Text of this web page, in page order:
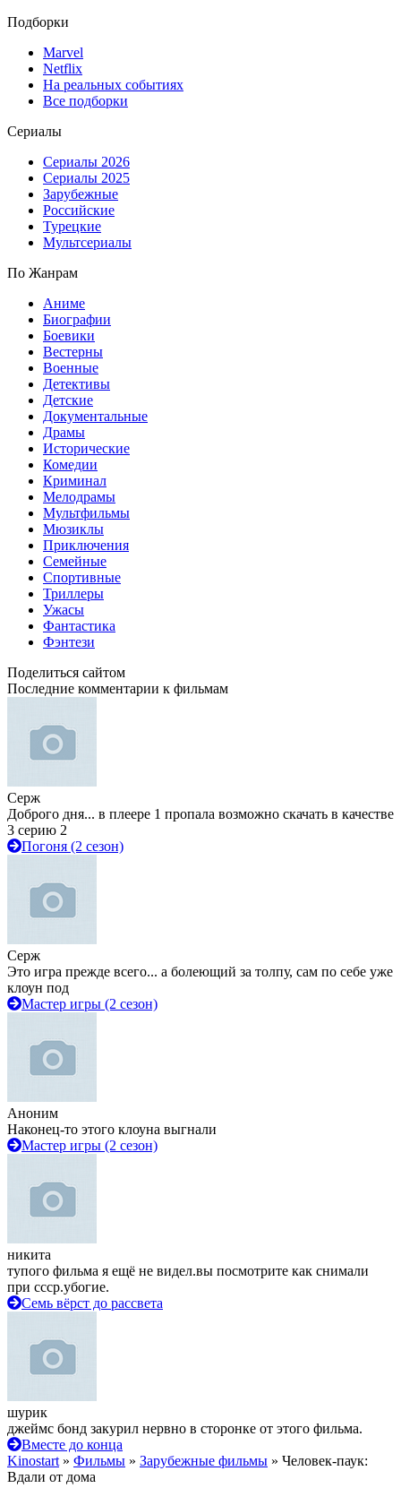
Подборки
Marvel
Netflix
На реальных событиях
Все подборки
Сериалы
Сериалы 2026
Сериалы 2025
Зарубежные
Российские
Турецкие
Мультсериалы
По Жанрам
Аниме
Биографии
Боевики
Вестерны
Военные
Детективы
Детские
Документальные
Драмы
Исторические
Комедии
Криминал
Мелодрамы
Мультфильмы
Мюзиклы
Приключения
Семейные
Спортивные
Триллеры
Ужасы
Фантастика
Фэнтези
Поделиться сайтом
Последние комментарии к фильмам
Серж
Доброго дня... в плеере 1 пропала возможно скачать в качестве
3 серию 2
Погоня (2 сезон)
Серж
Это игра прежде всего... а болеющий за толпу, сам по себе уже
клоун под
Мастер игры (2 сезон)
Аноним
Наконец-то этого клоуна выгнали
Мастер игры (2 сезон)
никита
тупого фильма я ещё не видел.вы посмотрите как снимали
при ссср.убогие.
Семь вёрст до рассвета
шурик
джеймс бонд закурил нервно в сторонке от этого фильма.
Вместе до конца
Kinostart » Фильмы » Зарубежные фильмы » Человек-паук:
Вдали от дома